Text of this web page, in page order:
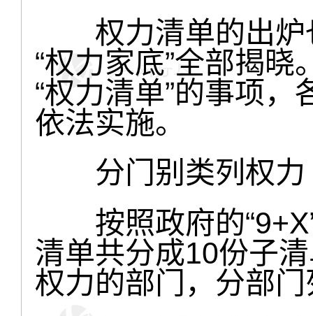
权力清单的出炉
“权力家底”全部揭
“权力清单”的事项
依法实施。
分门别类列权力
按照政府的
清单共分成10份子
权力的部门，分部